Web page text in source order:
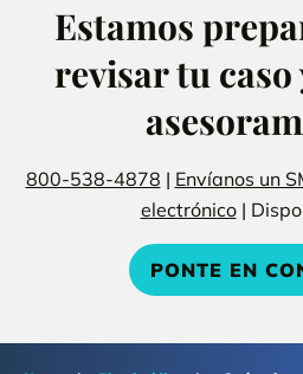
Estamos
revisar tu
800-538-4878 | Envíanos un
electrónico|
PONTE EN